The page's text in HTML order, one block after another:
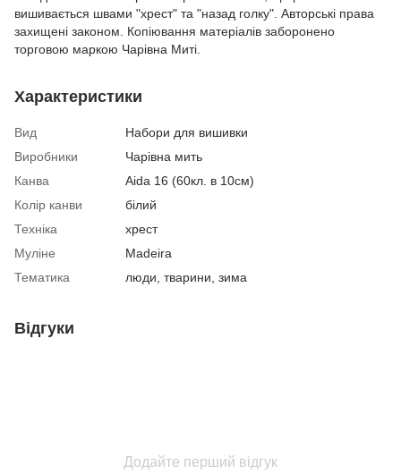
вишивається швами "хрест" та "назад голку". Авторські права
захищені законом. Копіювання матеріалів заборонено
торговою маркою Чарівна Миті.
Характеристики
Вид
Набори для вишивки
Виробники
Чарівна мить
Канва
Aida 16 (60кл. в 10см)
Колір канви
білий
Техніка
хрест
Муліне
Madeira
Тематика
люди, тварини, зима
Відгуки
Додайте перший відгук